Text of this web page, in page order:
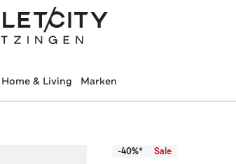
Home & Living Marken
-40%* Sale